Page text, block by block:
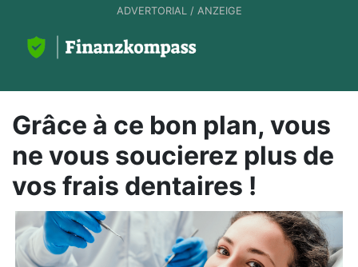
ADVERTORIAL / ANZEIGE
Grâce à ce bon plan, vous
ne vous soucierez plus de
vos frais dentaires !